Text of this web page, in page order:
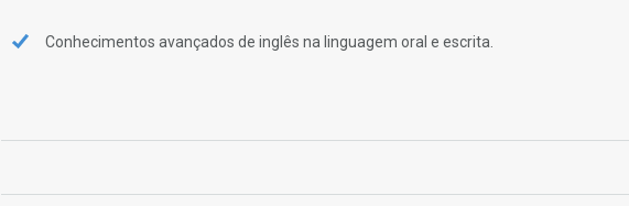
Conhecimentos avançados de inglês na linguagem oral e escrita.